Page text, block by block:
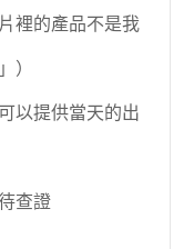
裡的產品不是我
）
以提供當天的出
查證